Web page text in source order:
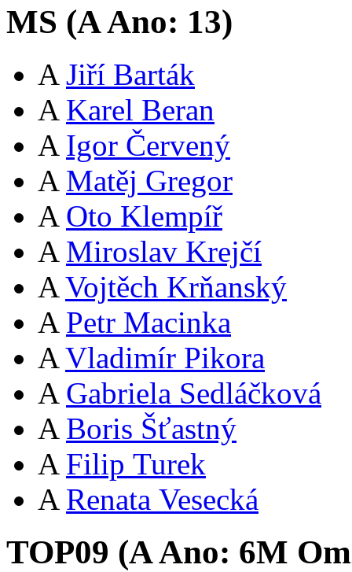
MS (AAno: 13)
A Jiří Barták
A Karel Beran
A Igor Červený
A Matěj Gregor
A Oto Klempíř
A Miroslav Krejčí
A Vojtěch Krňanský
A Petr Macinka
A Vladimír Pikora
A Gabriela Sedláčková
A Boris Šťastný
A Filip Turek
A Renata Vesecká
TOP09 (AAno: 6M